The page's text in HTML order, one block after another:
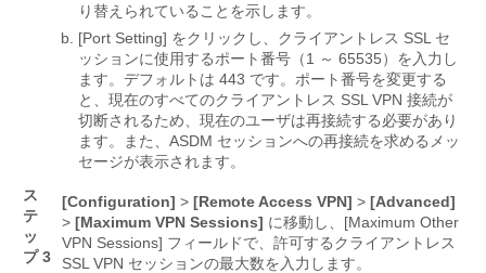
り替えられていることを示します。
[Port Setting] をクリックし、クライアントレス SSL セ
ッションに使用するポート番号（1 ～ 65535）を入力し
ます。デフォルトは 443 です。ポート番号を変更する
と、現在のすべてのクライアントレス SSL VPN 接続が
切断されるため、現在のユーザは再接続する必要があり
ます。また、ASDM セッションへの再接続を求めるメッ
セージが表示されます。
ス
テ
ッ
プ 3
[Configuration] > [Remote Access VPN] > [Advanced]
> [Maximum VPN Sessions] に移動し、[Maximum Other
VPN Sessions] フィールドで、許可するクライアントレス
SSL VPN セッションの最大数を入力します。